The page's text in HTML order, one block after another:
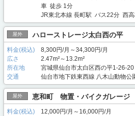
車 徒歩 1分
JR東北本線 長町駅 バス22分 西
屋外 ハローストレージ太白西の平
料金(税込)
8,300円/月～34,300円/月
広さ
2.47m²～13.2m²
所在地
宮城県仙台市太白区西の平1-26-20
交通
仙台市地下鉄東西線 八木山動物公
屋外 恵和町 物置・バイクガレージ
料金(税込)
12,000円/月～16,000円/月